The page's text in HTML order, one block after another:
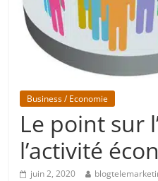
Business / Economie
Le point sur
l’activité
juin 2, 2020